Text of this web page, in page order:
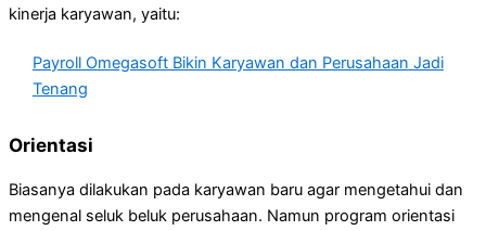
kinerja karyawan, yaitu:
Payroll Omegasoft Bikin Karyawan dan Perusahaan Jadi
Tenang
Orientasi
Biasanya dilakukan pada karyawan baru agar mengetahui dan
mengenal seluk beluk perusahaan. Namun program orientasi